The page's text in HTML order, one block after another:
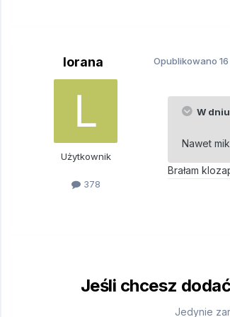
lorana
Użytkownik
378
Opublikowano
W
Nawet
Brałam
Jeśli chcesz
Jedynie